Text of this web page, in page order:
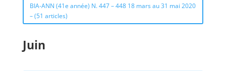
BIA-ANN (41e année) N. 447 – 448 18 mars au 31 mai 2020
– (51 articles)
Juin